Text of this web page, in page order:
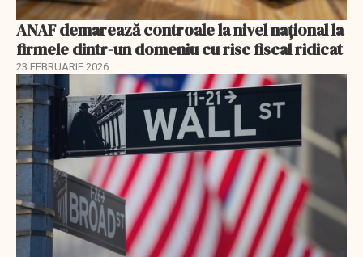
ANAF demarează controale la nivel naţional la
firmele dintr-un domeniu cu risc fiscal ridicat
23 FEBRUARIE 2026